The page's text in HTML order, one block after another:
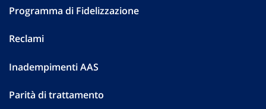
Programma di Fidelizzazione
Reclami
Inadempimenti AAS
Parità di trattamento